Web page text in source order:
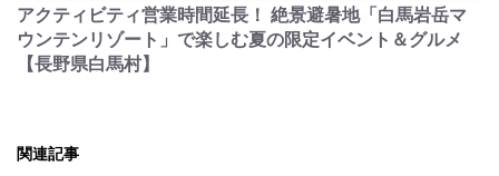
アクティビティ営業時間延長！ 絶景避暑地「白馬岩岳マ
ウンテンリゾート」で楽しむ夏の限定イベント＆グルメ
【長野県白馬村】
関連記事